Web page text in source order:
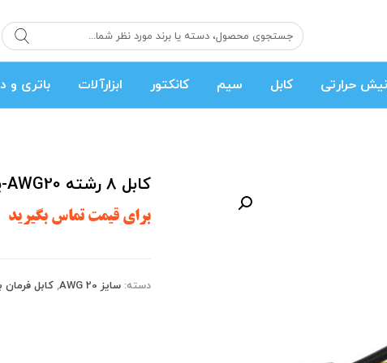
حرارتی کابل سیم کانکتور ابزارآلات باتری و
کابل 8 رشته AWG20-یک متر
برای قیمت تماس بگیرید
دسته:سایز AWG 20 ,کابل